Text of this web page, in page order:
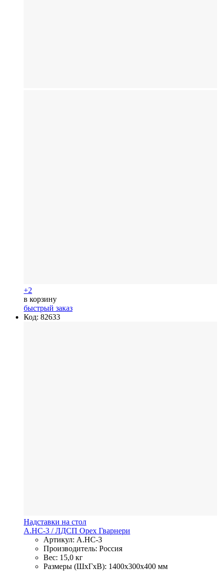
+2
в корзину
быстрый заказ
Код: 82633
Надставки на стол
А.НС-3 / ЛДСП Орех Гварнери
Артикул: А.НС-3
Производитель: Россия
Вес: 15,0 кг
Размеры (ШхГхВ): 1400x300x400 мм